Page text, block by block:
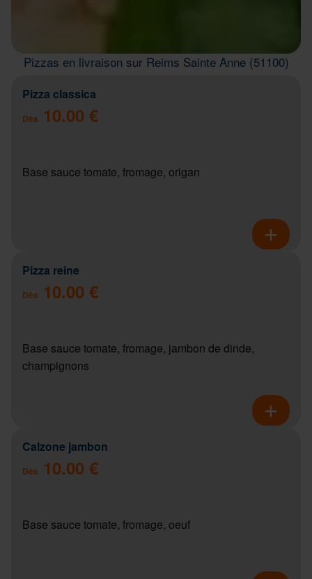
Pizzas en livraison sur Reims Sainte Anne (51100)
Pizza classica
Dès 10.00 €
Base sauce tomate, fromage, origan
Pizza reine
Dès 10.00 €
Base sauce tomate, fromage, jambon de dinde,
champignons
Calzone jambon
Dès 10.00 €
Base sauce tomate, fromage, oeuf